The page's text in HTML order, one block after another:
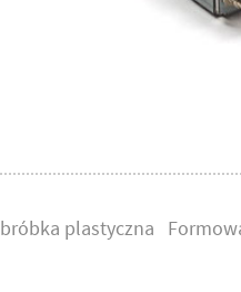
plastyczna